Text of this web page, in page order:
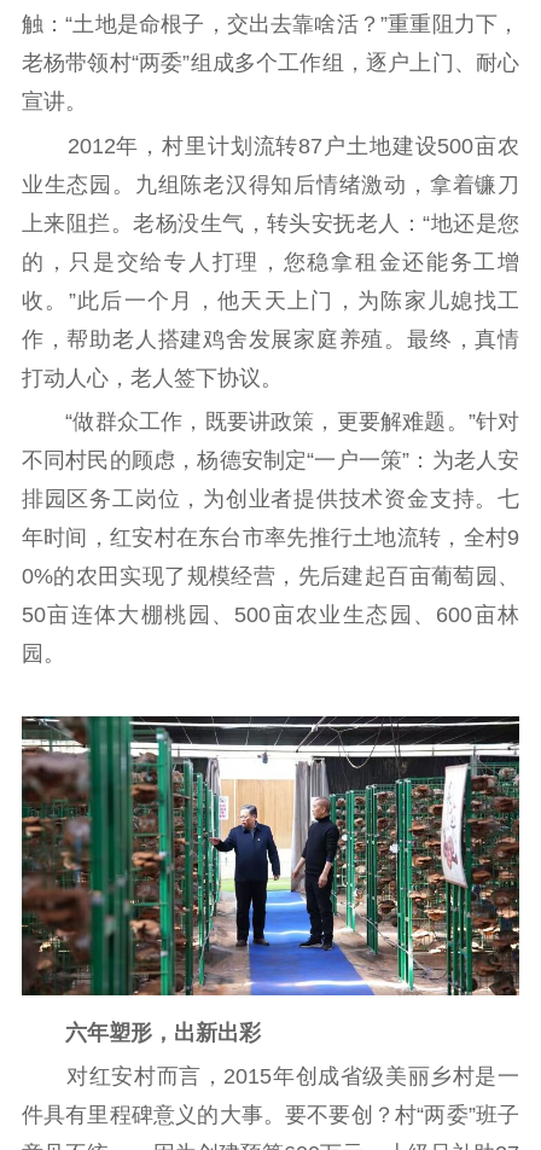
文化人才
数据资源
公共服务
新时代公民素养
提升资源库
新闻出版
政务服务
作品著作权
登记服务
科研创新
服务管理平台
智库服务
管理平台
文艺创作
服务管理
文化产业
统计分析
数字出版
审读服务
案管理系统
电影
理论宣讲
政工继续教育学
责任编辑注册
业务申报系统
触：“土地是命根子，交出去靠啥活？”重重阻力下，
老杨带领村“两委”组成多个工作组，逐户上门、耐心
宣讲。
2012年，村里计划流转87户土地建设500亩农
业生态园。九组陈老汉得知后情绪激动，拿着镰刀
上来阻拦。老杨没生气，转头安抚老人：“地还是您
的，只是交给专人打理，您稳拿租金还能务工增
收。”此后一个月，他天天上门，为陈家儿媳找工
作，帮助老人搭建鸡舍发展家庭养殖。最终，真情
打动人心，老人签下协议。
“做群众工作，既要讲政策，更要解难题。”针对
不同村民的顾虑，杨德安制定“一户一策”：为老人安
排园区务工岗位，为创业者提供技术资金支持。七
年时间，红安村在东台市率先推行土地流转，全村9
0%的农田实现了规模经营，先后建起百亩葡萄园、
50亩连体大棚桃园、500亩农业生态园、600亩林
园。
六年塑形，出新出彩
对红安村而言，2015年创成省级美丽乡村是一
件具有里程碑意义的大事。要不要创？村“两委”班子